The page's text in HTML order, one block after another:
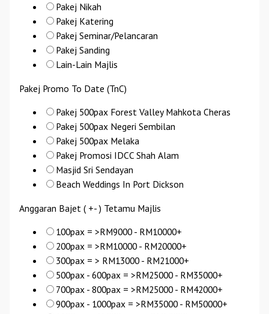
Pakej Nikah
Pakej Katering
Pakej Seminar/Pelancaran
Pakej Sanding
Lain-Lain Majlis
Pakej Promo To Date (TnC)
Pakej 500pax Forest Valley Mahkota Cheras
Pakej 500pax Negeri Sembilan
Pakej 500pax Melaka
Pakej Promosi IDCC Shah Alam
Masjid Sri Sendayan
Beach Weddings In Port Dickson
Anggaran Bajet ( +- ) Tetamu Majlis
100pax = >RM9000 - RM10000+
200pax = >RM10000 - RM20000+
300pax = > RM13000 - RM21000+
500pax - 600pax = >RM25000 - RM35000+
700pax - 800pax = >RM25000 - RM42000+
900pax - 1000pax = >RM35000 - RM50000+